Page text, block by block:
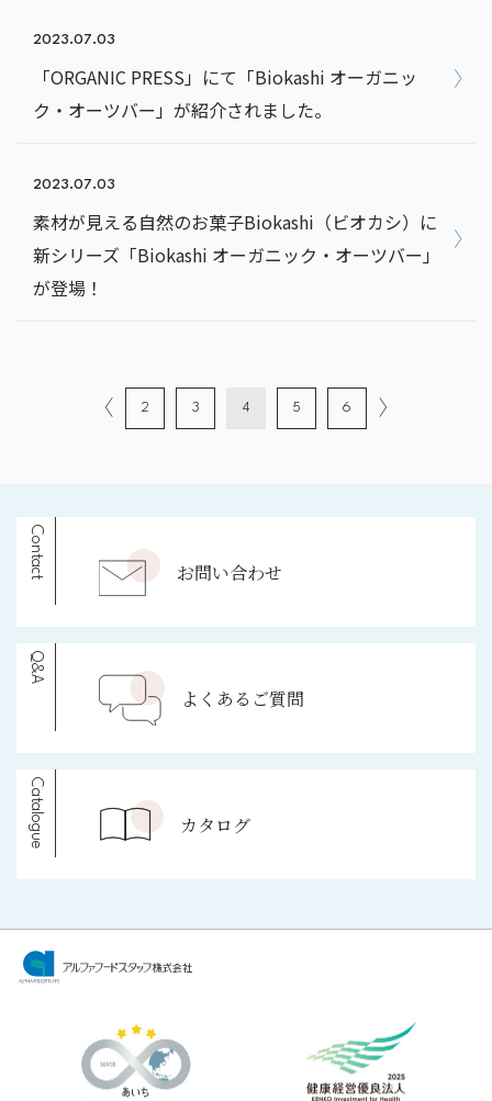
2023.07.03
「ORGANIC PRESS」にて「Biokashi オーガニッ
ク・オーツバー」が紹介されました。
2023.07.03
素材が⾒える⾃然のお菓⼦Biokashi（ビオカシ）に
新シリーズ「Biokashi オーガニック・オーツバー」
が登場！
2 3 4 5 6
Contact お問い合わせ
Q&A
よくあるご質問
Catalogue カタログ